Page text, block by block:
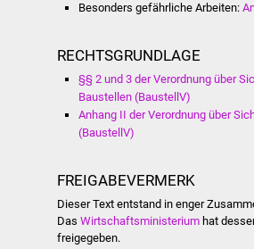
Besonders gefährliche Arbeiten:
RECHTSGRUNDLAGE
§§ 2 und 3 der Verordnung über
Baustellen (BaustellV)
Anhang II der Verordnung über
(BaustellV)
FREIGABEVERMERK
Dieser Text entstand in enger
Das Wirtschaftsministerium hat
freigegeben.